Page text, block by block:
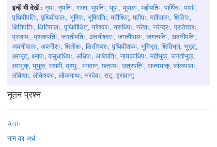
इन्हें भी देखें : नृपः, नृपतिः, राजा, भूपतिः, भूपः, भूपालः, महीपतिः, पार्थिवः, पार्थः,
पृथिवीपतिः, पृथिवीपालः, भूमिपः, भूमिपतिः, महीक्षित्, महीपः, महीपालः, क्षितिपः,
क्षितिपतिः, क्षितिपालः, पृथिवीक्षित्, नरेश्वरः, नराधिपः, नरेशः, नरेन्द्रः, प्रजेश्वरः,
प्रजापः, प्रजापतिः, जगतीपतिः, अवनीश्वरः, जगतीपालः, जगत्पतिः, अवनीपतिः,
अवनीपालः, अवनीशः, क्षितीक्षः, क्षितीश्वरः, पृथिवीशकः, भूमिभृत्, क्षितिभृत्, भूभृत्,
क्ष्माभृत्, क्ष्मापः, वसुधाधिपः, अधिपः, अधिपतिः, नायकाधिपः, महीभुक्, जगतीभुक्,
क्ष्माभुक्, भूभुक्, स्वामी, प्रभुः, भगवान्, छत्रपः, छत्रपतिः, राज्यभाक्, लोकपालः,
लोकेशः, लोकेश्वरः, लोकनाथः, नरदेवः, राट्, इरावान्;
नूतन प्रश्न
Arth
नाम का अर्थ